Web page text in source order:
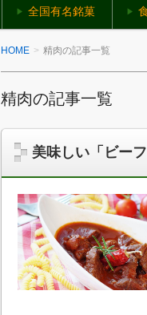
全国有名銘菓
HOME 精肉の記事一覧
精肉の記事一覧
美味しい「ビー